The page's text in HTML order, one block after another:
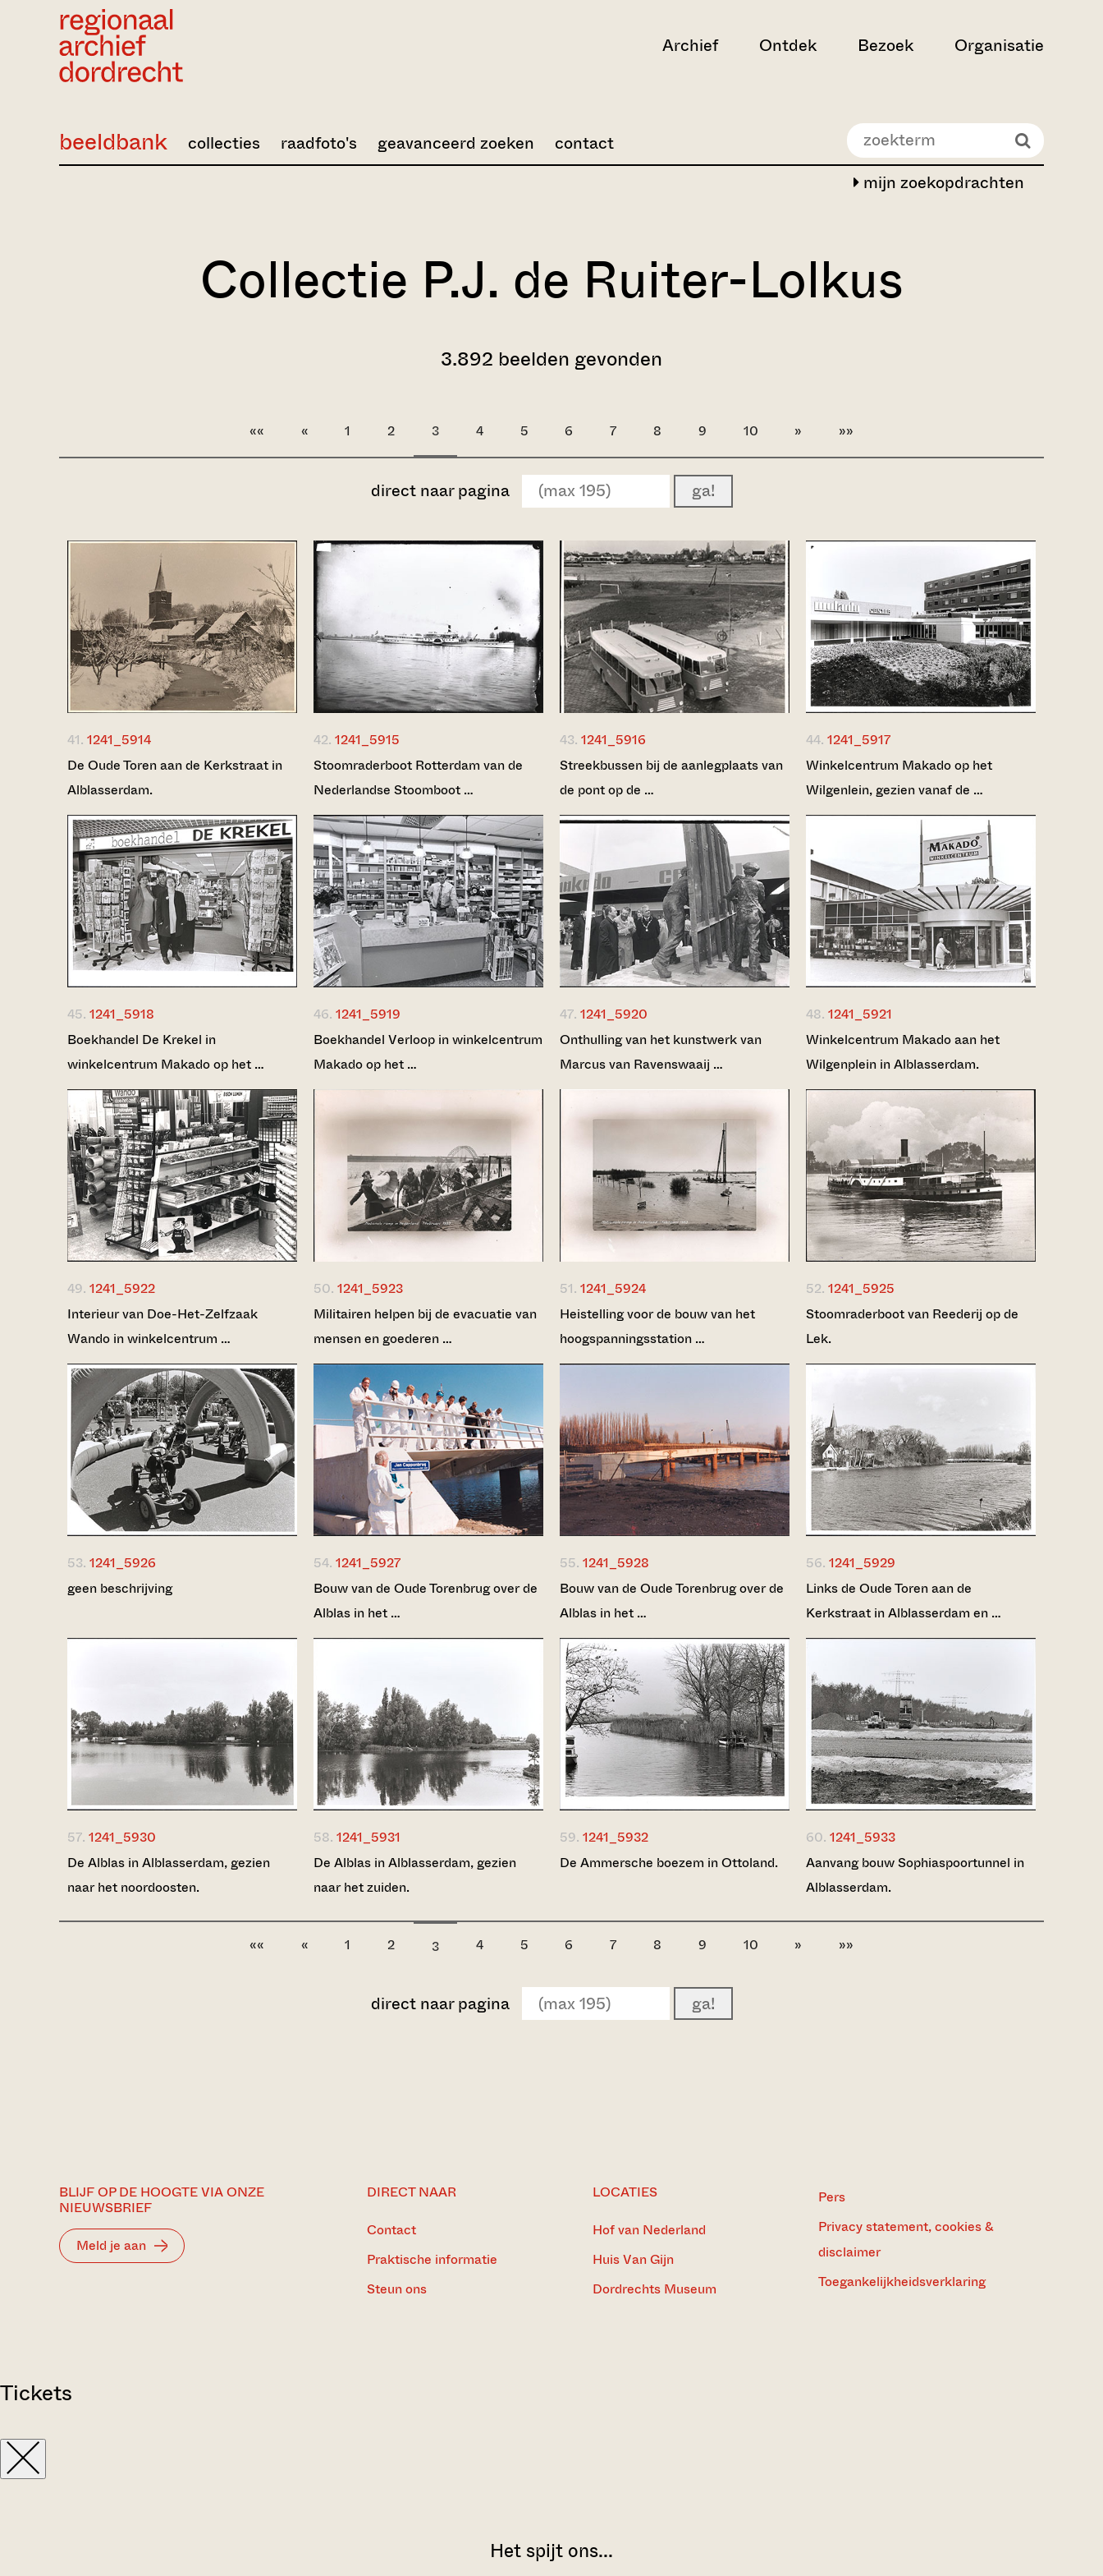
Archief Ontdek Bezoek Organisatie
mijn zoekopdrachten
beeldbank collecties raadfoto's geavanceerd zoeken contact
Collectie P.J. de Ruiter-Lolkus
3.892 beelden gevonden
«« « 1 2 3 4 5 6 7 8 9 10 » »»
direct naar pagina ga!
41. 1241_5914
De Oude Toren aan de Kerkstraat in
Alblasserdam.
42. 1241_5915
Stoomraderboot Rotterdam van de
Nederlandse Stoomboot …
43. 1241_5916
Streekbussen bij de aanlegplaats van
de pont op de …
44. 1241_5917
Winkelcentrum Makado op het
Wilgenlein, gezien vanaf de …
45. 1241_5918
Boekhandel De Krekel in
winkelcentrum Makado op het …
46. 1241_5919
Boekhandel Verloop in winkelcentrum
Makado op het …
47. 1241_5920
Onthulling van het kunstwerk van
Marcus van Ravenswaaij …
48. 1241_5921
Winkelcentrum Makado aan het
Wilgenplein in Alblasserdam.
49. 1241_5922
Interieur van Doe-Het-Zelfzaak
Wando in winkelcentrum …
50. 1241_5923
Militairen helpen bij de evacuatie van
mensen en goederen …
51. 1241_5924
Heistelling voor de bouw van het
hoogspanningsstation …
52. 1241_5925
Stoomraderboot van Reederij op de
Lek.
53. 1241_5926
geen beschrijving
54. 1241_5927
Bouw van de Oude Torenbrug over de
Alblas in het …
55. 1241_5928
Bouw van de Oude Torenbrug over de
Alblas in het …
56. 1241_5929
Links de Oude Toren aan de
Kerkstraat in Alblasserdam en …
57. 1241_5930
De Alblas in Alblasserdam, gezien
naar het noordoosten.
58. 1241_5931
De Alblas in Alblasserdam, gezien
naar het zuiden.
59. 1241_5932
De Ammersche boezem in Ottoland.
60. 1241_5933
Aanvang bouw Sophiaspoortunnel in
Alblasserdam.
«« « 1 2 3 4 5 6 7 8 9 10 » »»
direct naar pagina ga!
BLIJF OP DE HOOGTE VIA ONZE
NIEUWSBRIEF
Meld je aan
DIRECT NAAR
Contact
Praktische informatie
Steun ons
LOCATIES
Hof van Nederland
Huis Van Gijn
Dordrechts Museum
Pers
Privacy statement, cookies &
disclaimer
Toegankelijkheidsverklaring
Tickets